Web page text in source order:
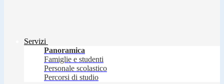
Servizi
Panoramica
Famiglie e studenti
Personale scolastico
Percorsi di studio